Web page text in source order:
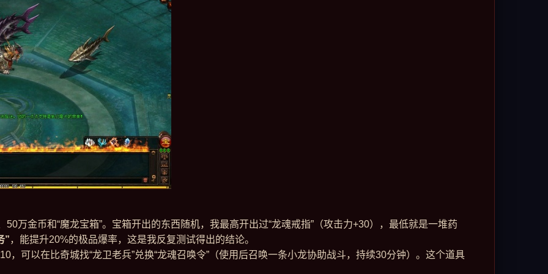
万金币和“魔龙宝箱”。宝箱开出的东西随机，我最高开出过“龙魂戒指”（攻击力+30），最低就是一堆药
”，能提升20%的极品爆率，这是我反复测试得出的结论。
，可以在比奇城找“龙卫老兵”兑换“龙魂召唤令”（使用后召唤一条小龙协助战斗，持续30分钟）。这个道具